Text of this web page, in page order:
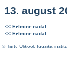
13. august
<< Eelmine nädal
<< Eelmine nädal
©Tartu Ülikool füüsika